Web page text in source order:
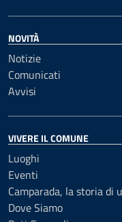
NOVITÀ
Notizie
Comunicati
Avvisi
VIVERE IL COMUNE
Luoghi
Eventi
Camparada, la storia di
Dove Siamo